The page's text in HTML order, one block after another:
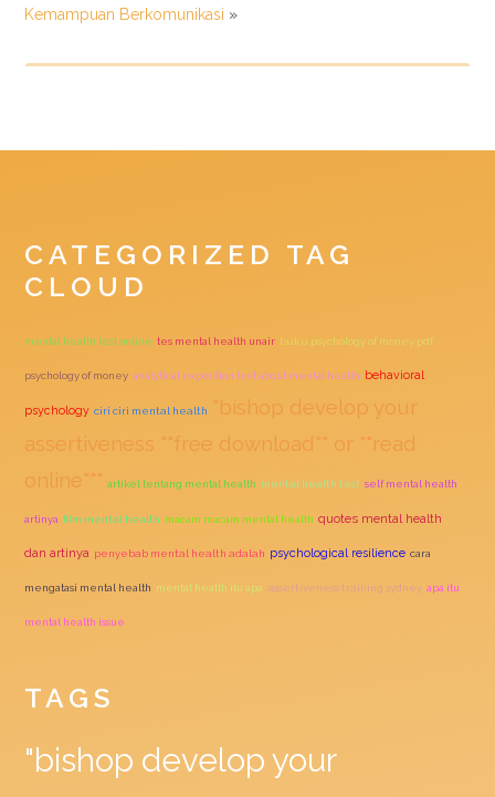
Kemampuan Berkomunikasi »
CATEGORIZED TAG
CLOUD
mental health test online tes mental health unair buku psychology of money pdf
psychology of money analytical exposition text about mental health behavioral
psychology ciri ciri mental health
"bishop develop your
assertiveness ""free download"" or ""read
online""" artikel tentang mental health mental health test self mental health
artinya film mental health macam macam mental health quotes mental health
dan artinya penyebab mental health adalah psychological resilience cara
mengatasi mental health mental health itu apa assertiveness training sydney apa itu
mental health issue
TAGS
"bishop develop your